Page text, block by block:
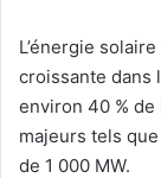
L’énergie
croissante dans
environ 40 %
majeurs tels
de 1 000 MW.